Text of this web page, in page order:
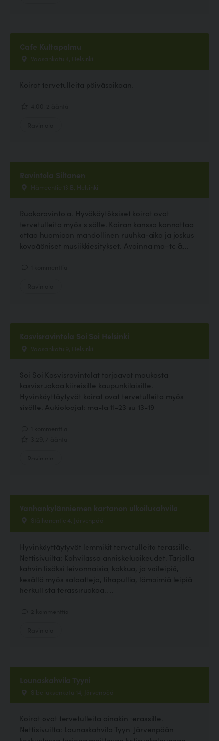
Cafe Kultapalmu
Vaasankatu 4, Helsinki
Koirat tervetulleita päiväsaikaan.
Ravintola Siltanen
Hämeentie 13 B, Helsinki
Ruokaravintola. Hyväkäytöksiset koirat ovat
tervetulleita myös sisälle. Koiran kanssa kannattaa
ottaa huomioon mahdollinen ruuhka-aika ja joskus
kovaääniset musiikkiesitykset. Avoinna ma–to &...
Kasvisravintola Soi Soi Helsinki
Vaasankatu 9, Helsinki
Soi Soi Kasvisravintolat tarjoavat maukasta
kasvisruokaa kiireisille kaupunkilaisille.
Hyvinkäyttäytyvät koirat ovat tervetulleita myös
sisälle. Aukioloajat: ma-la 11-23 su 13-19
Vanhankylänniemen kartanon ulkoilukahvila
Stålhanentie 4, Järvenpää
Hyvinkäyttäytyvät lemmikit tervetulleita terassille.
Nettisivuilta: Kahvilassa anniskeluoikeudet. Tarjolla
kahvin lisäksi leivonnaisia, kakkua, ja voileipiä,
kesällä myös salaatteja, lihapullia, lämpimiä leipiä
herkullista terassiruokaa.....
Lounaskahvila Tyyni
Sibeliuksenkatu 14, Järvenpää
Koirat ovat tervetulleita ainakin terassille.
Nettisivuilta: Lounaskahvila Tyyni Järvenpään